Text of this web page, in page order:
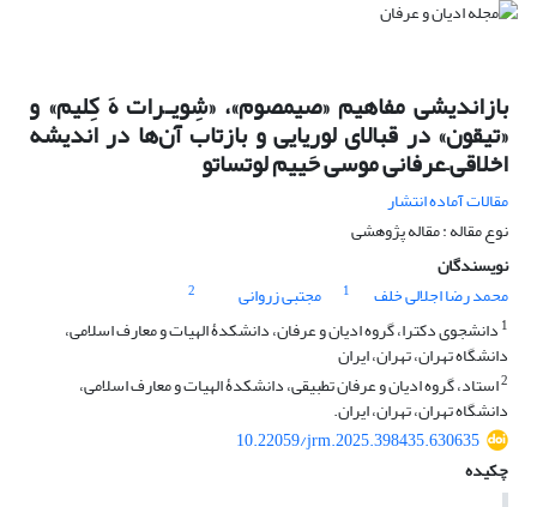
بازاندیشی مفاهیم «صیمصوم»، «شِویـرات هَ کِلیم» و
«تیقون» در قبالای لوریایی و بازتاب آن‌ها در اندیشه
اخلاقی–عرفانی موسی حَییم لوتساتو‏
مقالات آماده انتشار
نوع مقاله : مقاله پژوهشی
نویسندگان
محمد رضا اجلالی خلف
1 مجتبی زروانی
2
1 دانشجوی دکترا، گروه ادیان و عرفان، دانشکدۀ الهیات و معارف اسلامی،
دانشگاه تهران، تهران، ایران
2استاد، گروه ادیان و عرفان تطبیقی، دانشکدۀ الهیات و معارف اسلامی،
دانشگاه تهران، تهران، ایران.
10.22059/jrm.2025.398435.630635
چکیده